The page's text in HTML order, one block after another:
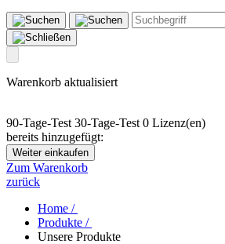
Warenkorb aktualisiert
90-Tage-Test 30-Tage-Test 0 Lizenz(en)
bereits hinzugefügt:
Weiter einkaufen
Zum Warenkorb
zurück
Home /
Produkte /
Unsere Produkte